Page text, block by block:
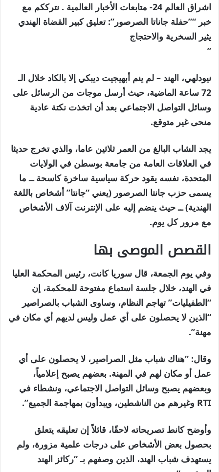
اشراق العالم 24- متابعات الأخبار العالمية . نترككم مع
خبر “”حفلة جاناتا الصرصور”: تعليق كبير القضاة الهندي
يثير السخرية والاحتجاج
”
نيودلهي، الهند – لم ينم أبهيجيت ديبكي إلا بالكاد خلال الـ
72 ساعة الماضية، حيث أرسل موجات من الرسائل على
وسائل التواصل الاجتماعي بعد أن اتخذت نكتة عادية
منحى غير متوقع.
يجد الشاب البالغ من العمر ثلاثين عاما، والذي تخرج حديثا
في العلاقات العامة من جامعة بوسطن في الولايات
المتحدة، نفسه يقود حركة سياسية ساخرة كاسحة ــ ما
يسمى حزب جانتا الصرصور (يعني “جانتا” أشخاص باللغة
الهندية) ــ حيث ينضم إليه على الإنترنت آلاف الأشخاص
مع مرور كل يوم.
القصص الموصى بها
قائمة
من
4
عناصر
نهاية
القائمة
وفي يوم الجمعة، قال سوريا كانت، رئيس المحكمة العليا
في الهند، خلال جلسة استماع مفتوحة للمحكمة، إن
“الطفيليات” تهاجم النظام، وساوى الشباب بالصراصير
“الذين لا يحصلون على أي عمل وليس لديهم أي مكان في
مهنة”.
وقال: “هناك شباب مثل الصراصير، لا يحصلون على أي
عمل أو مكان لهم في المهنة. بعضهم يصبح إعلامياً،
وبعضهم يصبح وسائل التواصل الاجتماعي، ونشطاء في
RTI وغيرهم من الناشطين، ويبدأون بمهاجمة الجميع”.
وأوضح كانط تصريحاته لاحقًا، قائلاً إن تعليقه يتعلق
بحصول بعض الأشخاص على درجات علمية مزورة، ولم
يستهدف شباب الهند، الذين وصفهم بـ “ركائز الهند